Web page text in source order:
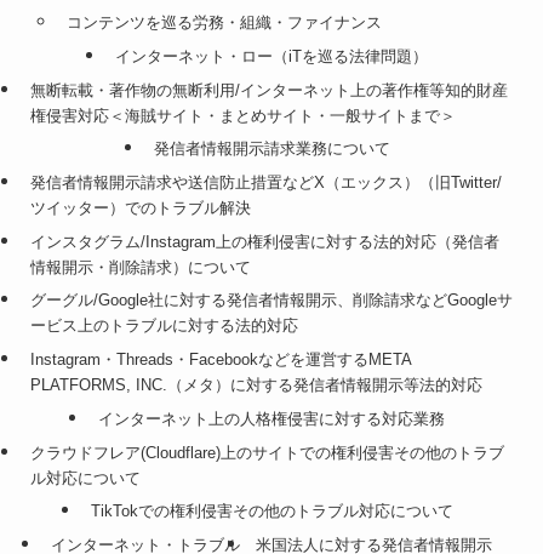
コンテンツを巡る労務・組織・ファイナンス
インターネット・ロー（iTを巡る法律問題）
無断転載・著作物の無断利用/インターネット上の著作権等知的財産
権侵害対応＜海賊サイト・まとめサイト・一般サイトまで＞
発信者情報開示請求業務について
発信者情報開示請求や送信防止措置などX（エックス）（旧Twitter/
ツイッター）でのトラブル解決
インスタグラム/Instagram上の権利侵害に対する法的対応（発信者
情報開示・削除請求）について
グーグル/Google社に対する発信者情報開示、削除請求などGoogleサ
ービス上のトラブルに対する法的対応
Instagram・Threads・Facebookなどを運営するMETA
PLATFORMS, INC.（メタ）に対する発信者情報開示等法的対応
インターネット上の人格権侵害に対する対応業務
クラウドフレア(Cloudflare)上のサイトでの権利侵害その他のトラブ
ル対応について
TikTokでの権利侵害その他のトラブル対応について
インターネット・トラブル
米国法人に対する発信者情報開示